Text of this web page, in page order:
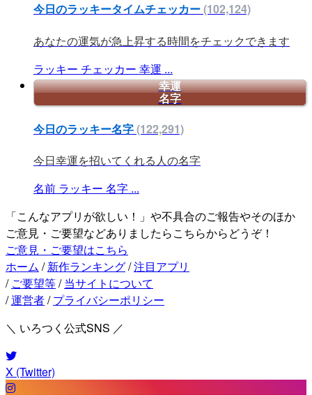
今日のラッキータイムチェッカー(102,124)
あなたの運気が急上昇する時間をチェックできます
ラッキー チェッカー 幸運 ...
幸運
名字
今日のラッキー名字(122,291)
今日幸運を招いてくれる人の名字
名前 ラッキー 名字 ...
「こんなアプリが欲しい！」や不具合のご報告やそのほか
ご意見・ご要望などありましたらこちらからどうぞ！
ご意見・ご要望はこちら
ホーム / 新作ランキング/注目アプリ
/ ご要望等/ 当サイトについて
/運営者/ プライバシーポリシー
＼ いろつく公式SNS ／
X (Twitter)